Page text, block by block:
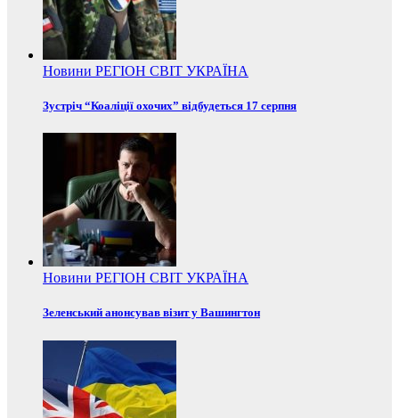
Новини РЕГІОН СВІТ УКРАЇНА
Зустріч “Коаліції охочих” відбудеться 17 серпня
Новини РЕГІОН СВІТ УКРАЇНА
Зеленський анонсував візит у Вашингтон